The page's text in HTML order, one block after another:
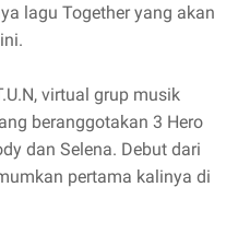
lagu Together yang akan
virtual grup musik
beranggotakan 3 Hero
dan Selena. Debut dari
pertama kalinya di